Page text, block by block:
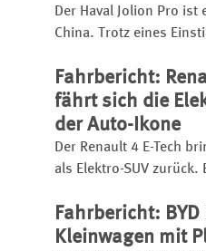
Der Haval Jolion Pro ist
China. Trotz eines
Ausstattung, einen
und eignet sich sogar
Anhängerbetrieb.
Fahrbericht:
fährt sich die
der Auto-Ikone
Der Renault 4 E-Tech
als Elektro-SUV
Fahreindruck im
Fahrbericht:
Kleinwagen mit